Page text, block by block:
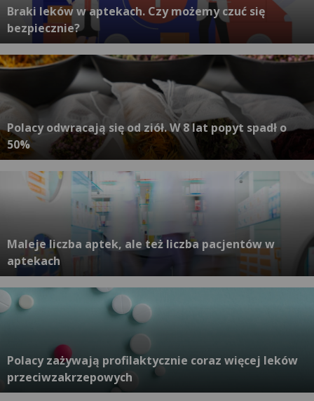
Braki leków w aptekach. Czy możemy czuć się
bezpiecznie?
Polacy odwracają się od ziół. W 8 lat popyt spadł o
50%
Maleje liczba aptek, ale też liczba pacjentów w
aptekach
Polacy zażywają profilaktycznie coraz więcej leków
przeciwzakrzepowych